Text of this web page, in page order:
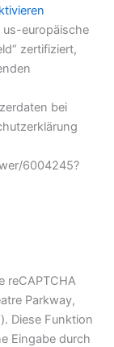
us-europäische
zertifiziert,
bei
6004245?
reCAPTCHA
Parkway,
Diese Funktion
Eingabe durch